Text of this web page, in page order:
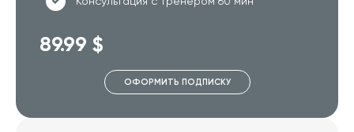
89.99 $
ОФОРМИТЬ ПОДПИСКУ